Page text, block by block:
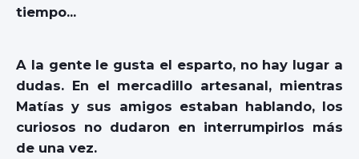
tiempo…
A la gente le gusta el esparto, no hay lugar a
dudas. En el mercadillo artesanal, mientras
Matías y sus amigos estaban hablando, los
curiosos no dudaron en interrumpirlos más
de una vez.